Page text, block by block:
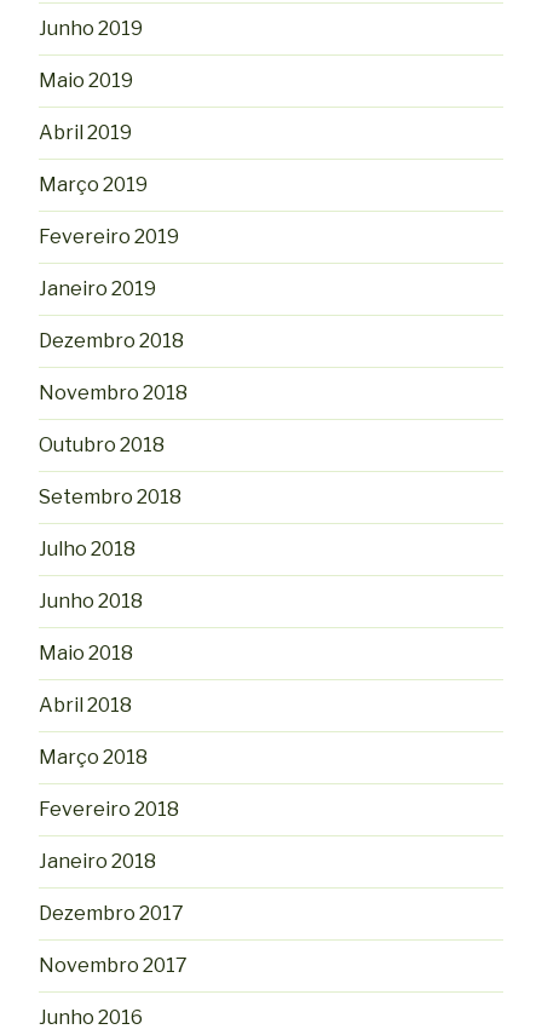
Junho 2019
Maio 2019
Abril 2019
Março 2019
Fevereiro 2019
Janeiro 2019
Dezembro 2018
Novembro 2018
Outubro 2018
Setembro 2018
Julho 2018
Junho 2018
Maio 2018
Abril 2018
Março 2018
Fevereiro 2018
Janeiro 2018
Dezembro 2017
Novembro 2017
Junho 2016